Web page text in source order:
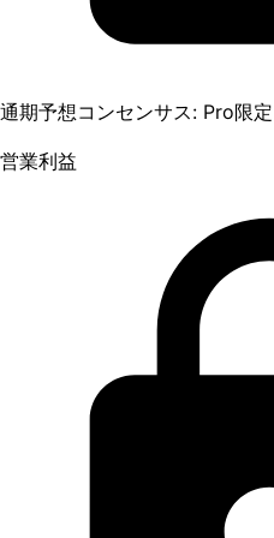
通期予想コンセンサス: Pro限定
営業利益